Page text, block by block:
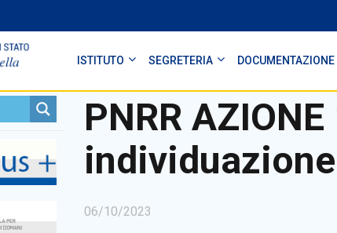
ISTITUTO SEGRETERIA DOCUMENTAZIONE
PNRR
06/10/2023